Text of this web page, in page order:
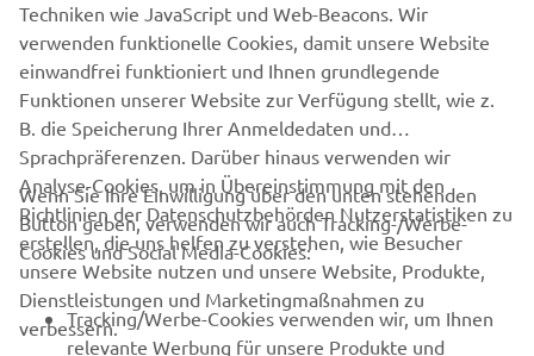
Beträgt € 50 pro Teilnehmer, eigene Motocross
Fahrerausrüstung ist erforderlich.
UNTERNEHMEN
B2B
Techniken wie JavaScript und Web-Beacons. Wir
verwenden funktionelle Cookies, damit unsere Website
einwandfrei funktioniert und Ihnen grundlegende
Funktionen unserer Website zur Verfügung stellt, wie z.
B. die Speicherung Ihrer Anmeldedaten und
Sprachpräferenzen. Darüber hinaus verwenden wir
Analyse-Cookies, um in Übereinstimmung mit den
Richtlinien der Datenschutzbehörden Nutzerstatistiken zu
erstellen, die uns helfen zu verstehen, wie Besucher
unsere Website nutzen und unsere Website, Produkte,
Dienstleistungen und Marketingmaßnahmen zu
verbessern.
Wenn Sie Ihre Einwilligung über den unten stehenden
Button geben, verwenden wir auch Tracking-/Werbe-
Cookies und Social Media-Cookies:
Tracking/Werbe-Cookies verwenden wir, um Ihnen
relevante Werbung für unsere Produkte und